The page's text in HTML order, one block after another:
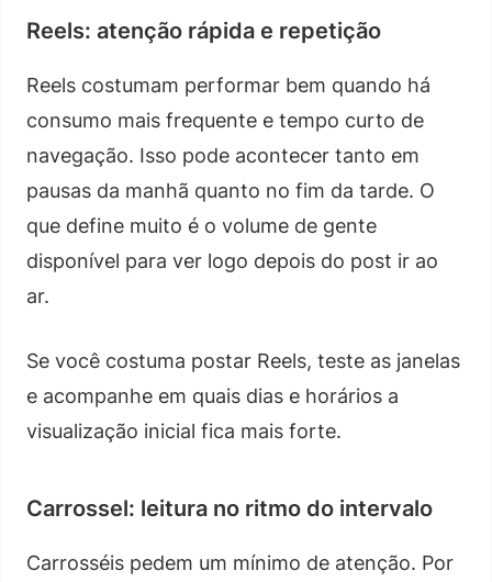
Reels: atenção rápida e repetição
Reels costumam performar bem quando há
consumo mais frequente e tempo curto de
navegação. Isso pode acontecer tanto em
pausas da manhã quanto no fim da tarde. O
que define muito é o volume de gente
disponível para ver logo depois do post ir ao
ar.
Se você costuma postar Reels, teste as janelas
e acompanhe em quais dias e horários a
visualização inicial fica mais forte.
Carrossel: leitura no ritmo do intervalo
Carrosséis pedem um mínimo de atenção. Por